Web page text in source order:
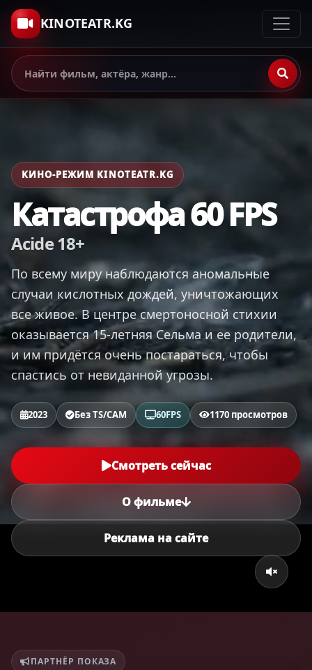
KINOTEATR.KG
КИНО-РЕЖИМ KINOTEATR.KG
Катастрофа 60 FPS
Acide 18+
По всему миру наблюдаются аномальные
случаи кислотных дождей, уничтожающих
все живое. В центре смертоносной стихии
оказывается 15-летняя Сельма и ее родители,
и им придётся очень постараться, чтобы
спастись от невиданной угрозы.
2023 Без TS/CAM 60FPS 1170 просмотров
Смотреть сейчас
О фильме
Реклама на сайте
ПАРТНЁР ПОКАЗА